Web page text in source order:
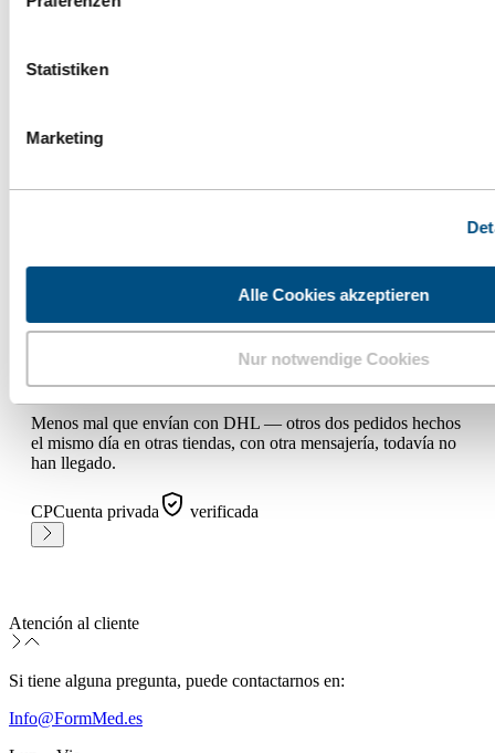
Statistiken
Marketing
Alle Cookies akzeptieren
Nur notwendige Cookies
con la comida.
el rango óptimo en sangre.
Menos mal que envían con DHL — otros dos pedidos hechos
el mismo día en otras tiendas, con otra mensajería, todavía no
han llegado.
CPCuenta privada verificada
Atención al cliente
Si tiene alguna pregunta, puede contactarnos en:
Info@FormMed.es